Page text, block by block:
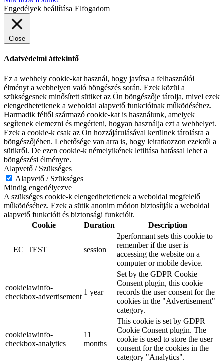
Engedélyek beállítása Elfogadom
Close
Adatvédelmi áttekintő
Ez a webhely cookie-kat használ, hogy javítsa a felhasználói
élményt a webhelyen való böngészés során. Ezek közül a
szükségesnek minősített sütiket az Ön böngészője tárolja, mivel ezek
elengedhetetlenek a weboldal alapvető funkcióinak működéséhez.
Harmadik féltől származó cookie-kat is használunk, amelyek
segítenek elemezni és megérteni, hogyan használja ezt a webhelyet.
Ezek a cookie-k csak az Ön hozzájárulásával kerülnek tárolásra a
böngészőjében. Lehetősége van arra is, hogy leiratkozzon ezekről a
sütikről. De ezen cookie-k némelyikének letiltása hatással lehet a
böngészési élményre.
Alapvető / Szükséges
Alapvető / Szükséges
Mindig engedélyezve
A szükséges cookie-k elengedhetetlenek a weboldal megfelelő
működéséhez. Ezek a sütik anonim módon biztosítják a weboldal
alapvető funkcióit és biztonsági funkcióit.
Cookie
Duration Description
__EC_TEST__ session
2performant sets this cookie to
remember if the user is
accessing the website on a
computer or mobile device.
cookielawinfo-
checkbox-advertisement
1 year
Set by the GDPR Cookie
Consent plugin, this cookie
records the user consent for the
cookies in the "Advertisement"
category.
cookielawinfo-
checkbox-analytics
11
months
This cookie is set by GDPR
Cookie Consent plugin. The
cookie is used to store the user
consent for the cookies in the
category "Analytics".